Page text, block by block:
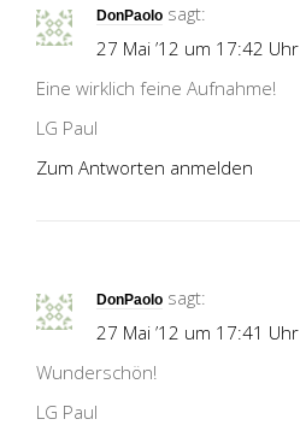
DonPaolo sagt:
27 Mai ’12 um 17:42 Uhr
Eine wirklich feine Aufnahme!
LG Paul
Zum Antworten anmelden
DonPaolo sagt:
27 Mai ’12 um 17:41 Uhr
Wunderschön!
LG Paul